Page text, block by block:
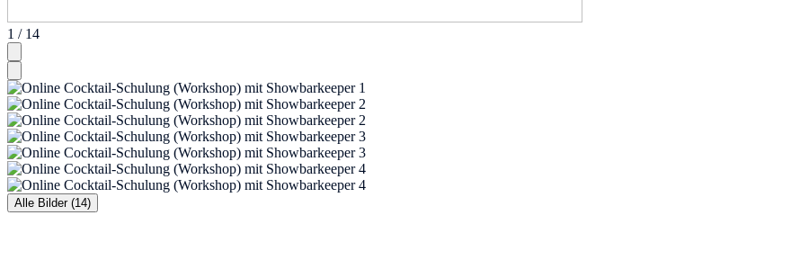
1 / 14
Alle Bilder (14)